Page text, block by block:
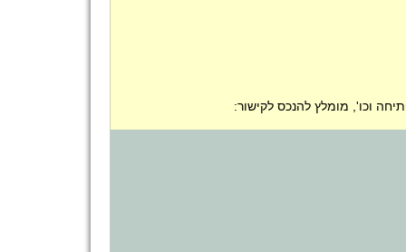
וכו', מומלץ להנכס לקישור: